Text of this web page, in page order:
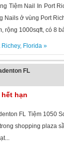
Tiệm Nail In Port
Nails ở vùng Port
rộng 1000sqft, có 8
Richey, Florida»
FL
hạn
FL Tiệm 1050
shopping plaza